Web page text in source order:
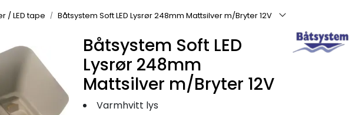
/ LED tape Båtsystem Soft LED Lysrør 248mm Mattsilver m/Bryter 12V
Båtsystem Soft LED
Lysrør 248mm
Mattsilver m/Bryter 12V
Varmhvitt lys